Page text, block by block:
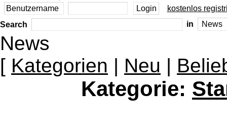
kostenlos
Search
in
News
[ Kategorien | Neu |
Kategorie: